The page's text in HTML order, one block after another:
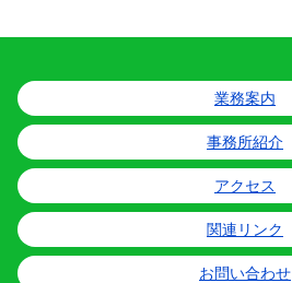
業務案内
事務所紹介
アクセス
関連リンク
お問い合わせ